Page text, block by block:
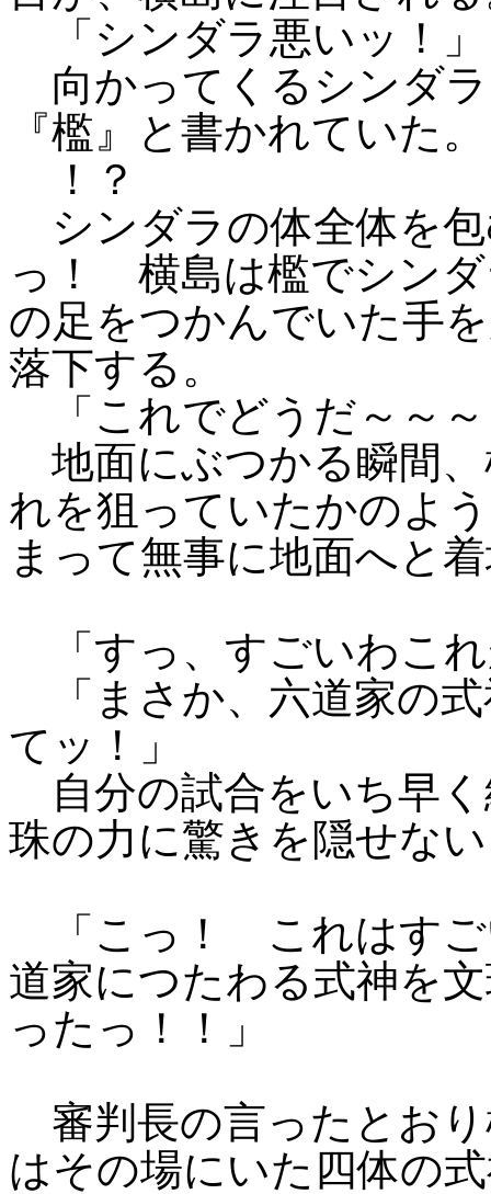
「シンダラ悪いッ！」
向かってくるシンダ
『檻』と書かれていた。
！？
シンダラの体全体を
っ！ 横島は檻でシン
の足をつかんでいた手
落下する。
「これでどうだ～～
地面にぶつかる瞬間
れを狙っていたかのよ
まって無事に地面へと
「すっ、すごいわこ
「まさか、六道家の
てッ！」
自分の試合をいち早
珠の力に驚きを隠せな
「こっ！ これはす
道家につたわる式神を
ったっ！！」
審判長の言ったとお
はその場にいた四体の